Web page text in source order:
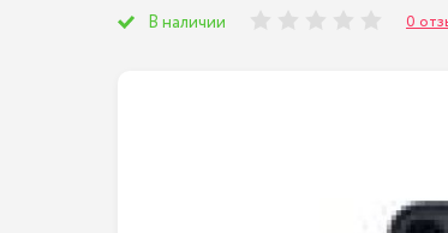
В наличии 0